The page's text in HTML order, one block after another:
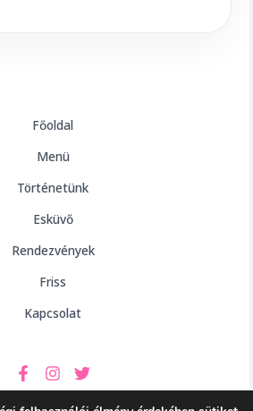
Főoldal
Menü
Történetünk
Esküvő
Rendezvények
Friss
Kapcsolat